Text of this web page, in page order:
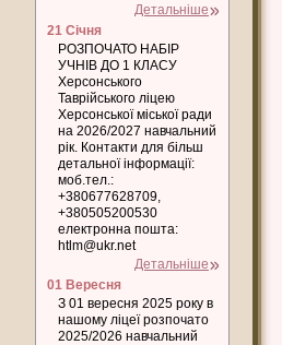
Детальніше
21 Січня
РОЗПОЧАТО НАБІР
УЧНІВ ДО 1 КЛАСУ
Херсонського
Таврійського ліцею
Херсонської міської ради
на 2026/2027 навчальний
рік. Контакти для більш
детальної інформації:
моб.тел.:
+380677628709,
+380505200530
електронна пошта:
htlm@ukr.net
Детальніше
01 Вересня
З 01 вересня 2025 року в
нашому ліцеї розпочато
2025/2026 навчальний